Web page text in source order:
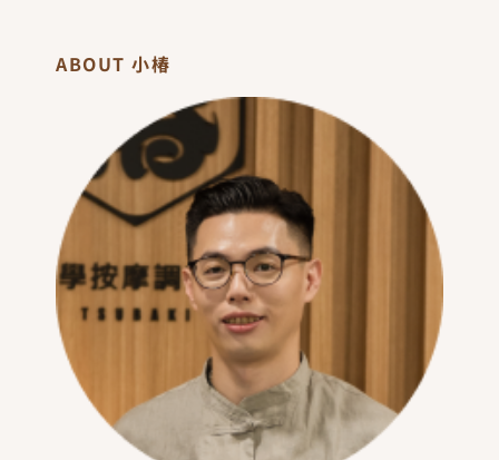
ABOUT 小椿